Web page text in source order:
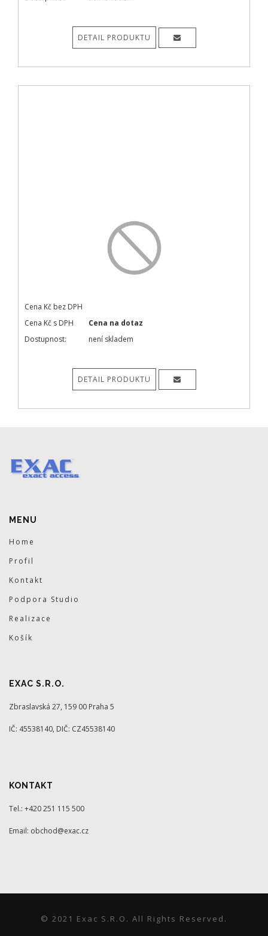
DETAIL PRODUKTU
Cena Kč bez DPH
Cena Kč s DPH
Cena na dotaz
Dostupnost:
není skladem
DETAIL PRODUKTU
MENU
Home
Profil
Kontakt
Podpora Studio
Realizace
Košík
EXAC S.R.O.
Zbraslavská 27, 159 00 Praha 5
IČ: 45538140, DIČ: CZ45538140
KONTAKT
Tel.: +420 251 115 500
Email: obchod@exac.cz
© 2021 Exac S.r.o. All Rights Reserved.